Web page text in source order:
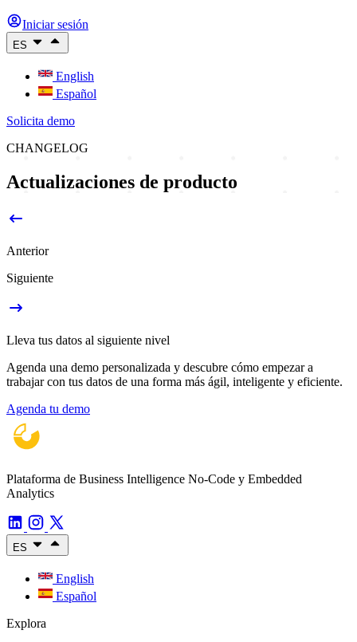
Iniciar sesión
ES
English
Español
Solicita demo
CHANGELOG
Actualizaciones de producto
Anterior
Siguiente
Lleva tus datos al siguiente nivel
Agenda una demo personalizada y descubre cómo empezar a
trabajar con tus datos de una forma más ágil, inteligente y eficiente.
Agenda tu demo
Plataforma de Business Intelligence No-Code y Embedded
Analytics
ES
English
Español
Explora